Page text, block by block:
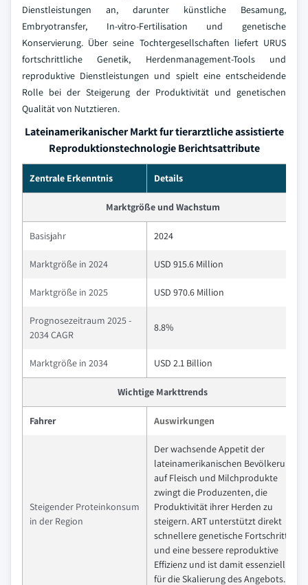
Dienstleistungen an, darunter künstliche Besamung,
Embryotransfer, In-vitro-Fertilisation und genetische
Konservierung. Über seine Tochtergesellschaften liefert URUS
fortschrittliche Genetik, Herdenmanagement-Tools und
reproduktive Dienstleistungen und spielt eine entscheidende
Rolle bei der Steigerung der Produktivität und genetischen
Qualität von Nutztieren.
Lateinamerikanischer Markt fur tierarztliche assistierte
Reproduktionstechnologie Berichtsattribute
Zentrale Erkenntnis Details
Marktgröße und Wachstum
Basisjahr 2024
Marktgröße in 2024 USD 915.6 Million
Marktgröße in 2025 USD 970.6 Million
Prognosezeitraum 2025 -
2034 CAGR
8.8%
Marktgröße in 2034 USD 2.1 Billion
Wichtige Markttrends
Fahrer Auswirkungen
Steigender Proteinkonsum
in der Region
Der wachsende Appetit der
lateinamerikanischen Bevölkerung
auf Fleisch und Milchprodukte
zwingt die Produzenten, die
Produktivität ihrer Herden zu
steigern. ART unterstützt direkt
schnellere genetische Fortschritte
und eine bessere reproduktive
Effizienz und ist damit essenziell
für die Skalierung des Angebots.